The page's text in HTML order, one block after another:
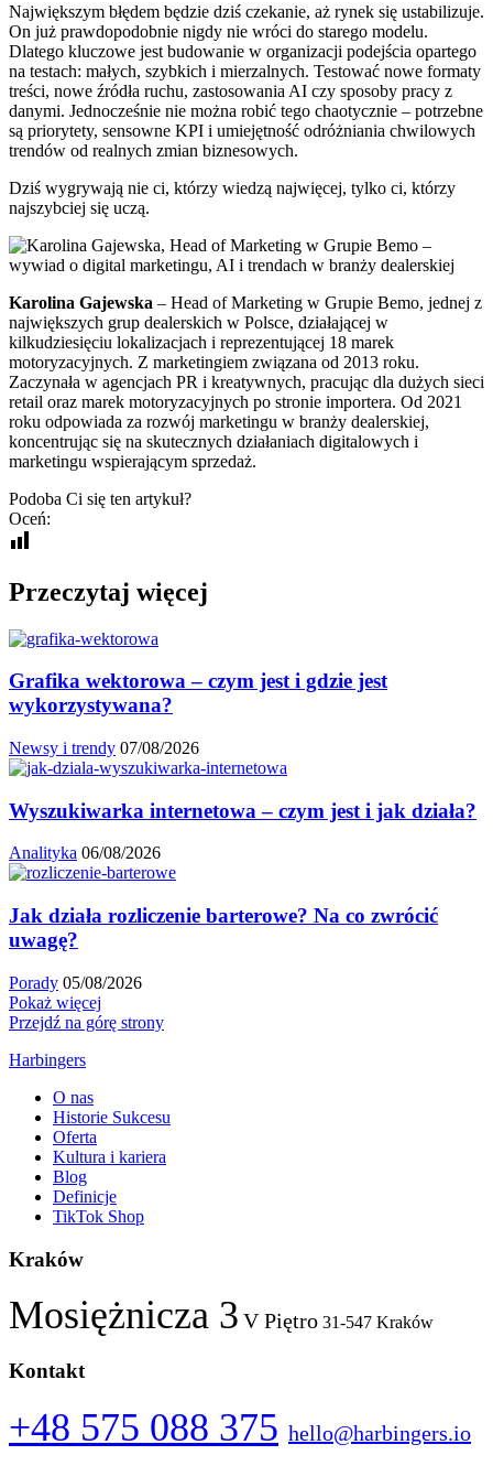
Największym błędem będzie dziś czekanie, aż rynek się ustabilizuje.
On już prawdopodobnie nigdy nie wróci do starego modelu.
Dlatego kluczowe jest budowanie w organizacji podejścia opartego
na testach: małych, szybkich i mierzalnych. Testować nowe formaty
treści, nowe źródła ruchu, zastosowania AI czy sposoby pracy z
danymi. Jednocześnie nie można robić tego chaotycznie – potrzebne
są priorytety, sensowne KPI i umiejętność odróżniania chwilowych
trendów od realnych zmian biznesowych.
Dziś wygrywają nie ci, którzy wiedzą najwięcej, tylko ci, którzy
najszybciej się uczą.
Karolina Gajewska – Head of Marketing w Grupie Bemo, jednej z
największych grup dealerskich w Polsce, działającej w
kilkudziesięciu lokalizacjach i reprezentującej 18 marek
motoryzacyjnych. Z marketingiem związana od 2013 roku.
Zaczynała w agencjach PR i kreatywnych, pracując dla dużych sieci
retail oraz marek motoryzacyjnych po stronie importera. Od 2021
roku odpowiada za rozwój marketingu w branży dealerskiej,
koncentrując się na skutecznych działaniach digitalowych i
marketingu wspierającym sprzedaż.
Podoba Ci się ten artykuł?
Oceń:
Przeczytaj więcej
Grafika wektorowa – czym jest i gdzie jest
wykorzystywana?
Newsy i trendy 07/08/2026
Wyszukiwarka internetowa – czym jest i jak działa?
Analityka 06/08/2026
Jak działa rozliczenie barterowe? Na co zwrócić
uwagę?
Porady 05/08/2026
Pokaż więcej
Przejdź na górę strony
Harbingers
O nas
Historie Sukcesu
Oferta
Kultura i kariera
Blog
Definicje
TikTok Shop
Kraków
Mosiężnicza 3 V Piętro 31-547 Kraków
Kontakt
+48 575 088 375 hello@harbingers.io